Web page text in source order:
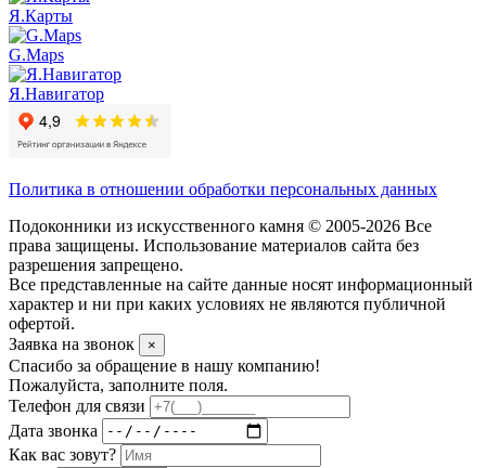
Я.Карты
G.Maps
Я.Навигатор
Политика в отношении обработки персональных данных
Подоконники из искусственного камня © 2005-2026 Все
права защищены. Использование материалов сайта без
разрешения запрещено.
Все представленные на сайте данные носят информационный
характер и ни при каких условиях не являются публичной
офертой.
Заявка на звонок
×
Спасибо за обращение в нашу компанию!
Пожалуйста, заполните поля.
Телефон для связи
Дата звонка
Как вас зовут?